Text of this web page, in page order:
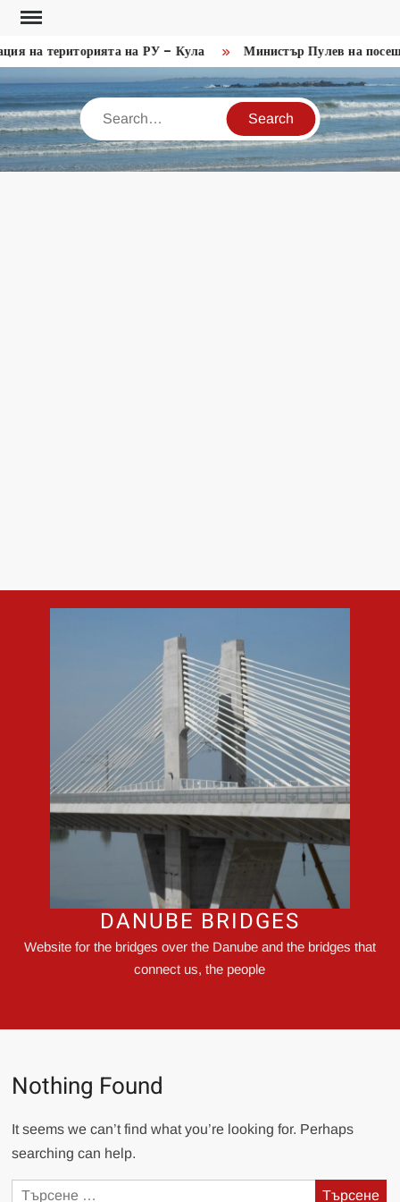
Skip
contentна територията на РУ – Кула Министър Пулев на
Search
DANUBE BRIDGES
Website for the bridges over the Danube and the bridges that
connect us, the people
Nothing Found
It seems we can’t find what you’re looking for. Perhaps
searching can help.
Търсене